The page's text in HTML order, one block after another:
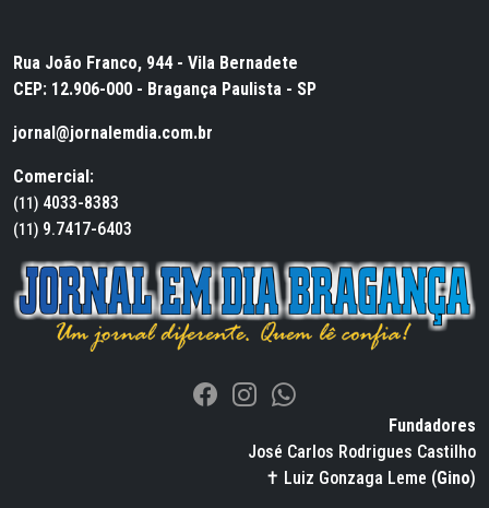
Rua João Franco, 944 - Vila Bernadete
CEP: 12.906-000 - Bragança Paulista - SP
jornal@jornalemdia.com.br
Comercial:
(11) 4033-8383
(11) 9.7417-6403
Fundadores
José Carlos Rodrigues Castilho
✝ Luiz Gonzaga Leme (Gino)